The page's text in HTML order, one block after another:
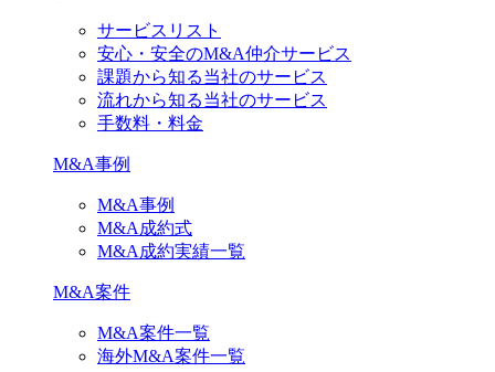
サービスリスト
安心・安全のM&A仲介サービス
課題から知る当社のサービス
流れから知る当社のサービス
手数料・料金
M&A事例
M&A事例
M&A成約式
M&A成約実績一覧
M&A案件
M&A案件一覧
海外M&A案件一覧